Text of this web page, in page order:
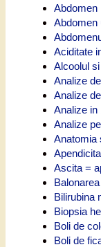
Abdomen
Abdomen
Aciditate
Alcoolul
Analize
Analize
Analize in
Analize
Anatomia
Apendicita
Ascita =
Balonarea
Bilirubina
Biopsia
Boli de
Boli de